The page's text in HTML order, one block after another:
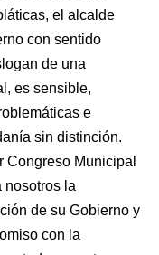
el alcalde
con sentido
de una
es sensible,
e
sin distinción.
Congreso Municipal
nosotros la
de su Gobierno y
con la